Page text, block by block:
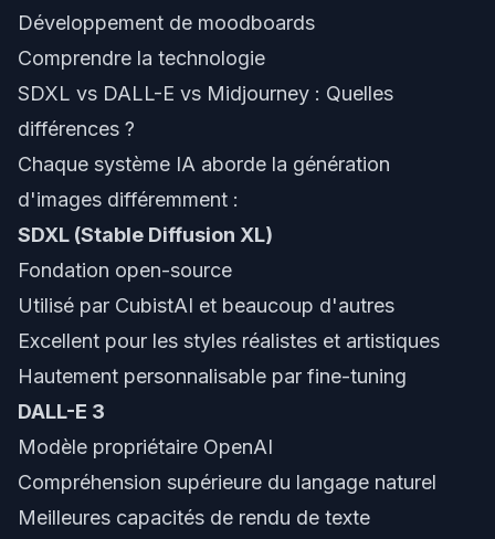
Développement de moodboards
Comprendre la technologie
SDXL vs DALL-E vs Midjourney : Quelles
différences ?
Chaque système IA aborde la génération
d'images différemment :
SDXL (Stable Diffusion XL)
Fondation open-source
Utilisé par CubistAI et beaucoup d'autres
Excellent pour les styles réalistes et artistiques
Hautement personnalisable par fine-tuning
DALL-E 3
Modèle propriétaire OpenAI
Compréhension supérieure du langage naturel
Meilleures capacités de rendu de texte